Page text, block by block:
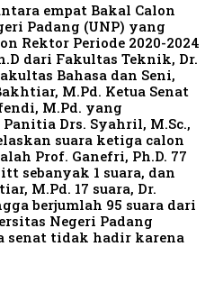
empat Bakal Calon
Padang (UNP) yang
Rektor Periode 2020-2024
dari Fakultas Teknik, Dr.
Bahasa dan Seni,
M.Pd. Ketua Senat
M.Pd. yang
Drs. Syahril, M.Sc.,
suara ketiga calon
Prof. Ganefri, Ph.D. 77
sebanyak 1 suara, dan
M.Pd. 17 suara, Dr.
berjumlah 95 suara dari
Negeri Padang
senat tidak hadir karena